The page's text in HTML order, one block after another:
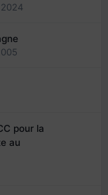
pour la
au